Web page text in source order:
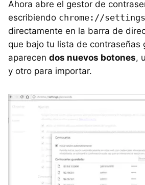
Ahora abre el gestor de
escribiendo chrome://
directamente en la barra de
que bajo tu lista de contraseñas
aparecen dos nuevos botones,
y otro para importar.